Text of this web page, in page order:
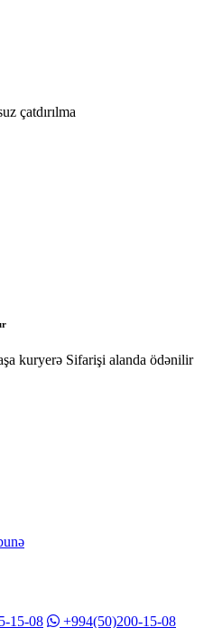
çatdırılma
kuryerə Sifarişi alanda ödənilir
15-08 +994(50)200-15-08